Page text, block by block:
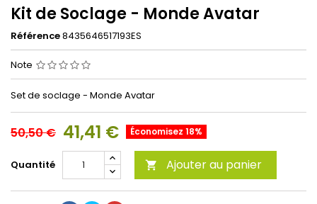
Kit de Soclage - Monde Avatar
Référence8435646517193ES
Note
Set de soclage - Monde Avatar
50,50 € 41,41 € Économisez 18%
Quantité  Ajouter au panier